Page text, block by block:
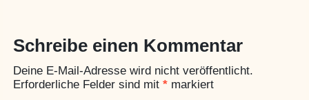
Schreibe einen Kommentar
Deine E-Mail-Adresse wird nicht veröffentlicht.
Erforderliche Felder sind mit* markiert